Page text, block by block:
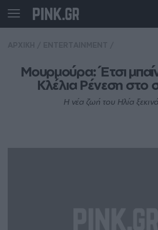
Μουρμούρα: Έτσι
Κλέλια Ρένεση στο
Η νέα ζωή του Ηλία